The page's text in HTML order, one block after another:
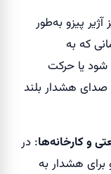
پیزو به‌طور
که به
شود یا حرکت
صدای هشدار بلند
و کارخانه‌ها: در
برای هشدار به